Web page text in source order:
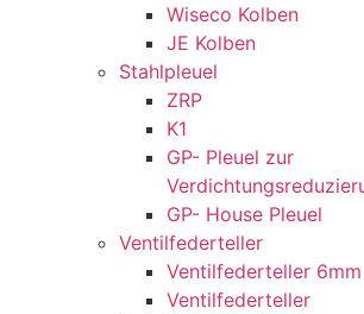
Wiseco Kolben
JE Kolben
Stahlpleuel
ZRP
K1
GP- Pleuel zur
GP- House Pleuel
Ventilfederteller
Ventilfederteller 6mm
Ventilfederteller